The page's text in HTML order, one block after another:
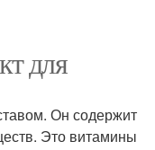
для
Он содержит
Это витамины